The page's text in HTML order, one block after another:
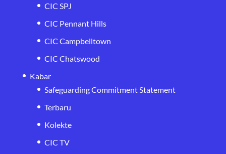
CIC SPJ
CIC Pennant Hills
CIC Campbelltown
CIC Chatswood
Kabar
Safeguarding Commitment Statement
Terbaru
Kolekte
CIC TV